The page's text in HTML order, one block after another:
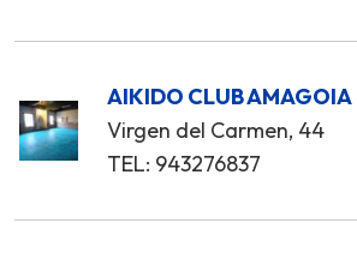
AIKIDO CLUB AMAGOIA
Virgen del Carmen, 44
TEL: 943276837